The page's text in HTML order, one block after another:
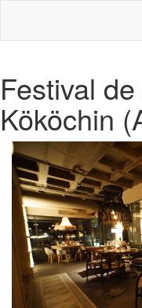
Festival
Kököchin